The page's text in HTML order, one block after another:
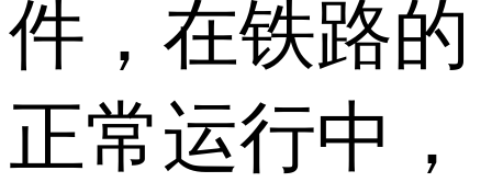
件，在铁路的
正常运行中，